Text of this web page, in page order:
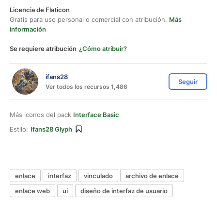
Licencia de Flaticon
Gratis para uso personal o comercial con atribución. Más
información
Se requiere atribución ¿Cómo atribuir?
ifans28
Ver todos los recursos 1,486
Seguir
Más iconos del pack Interface Basic
Estilo: Ifans28 Glyph
enlace interfaz vinculado
archivo de enlace
enlace web
ui diseño de interfaz de usuario